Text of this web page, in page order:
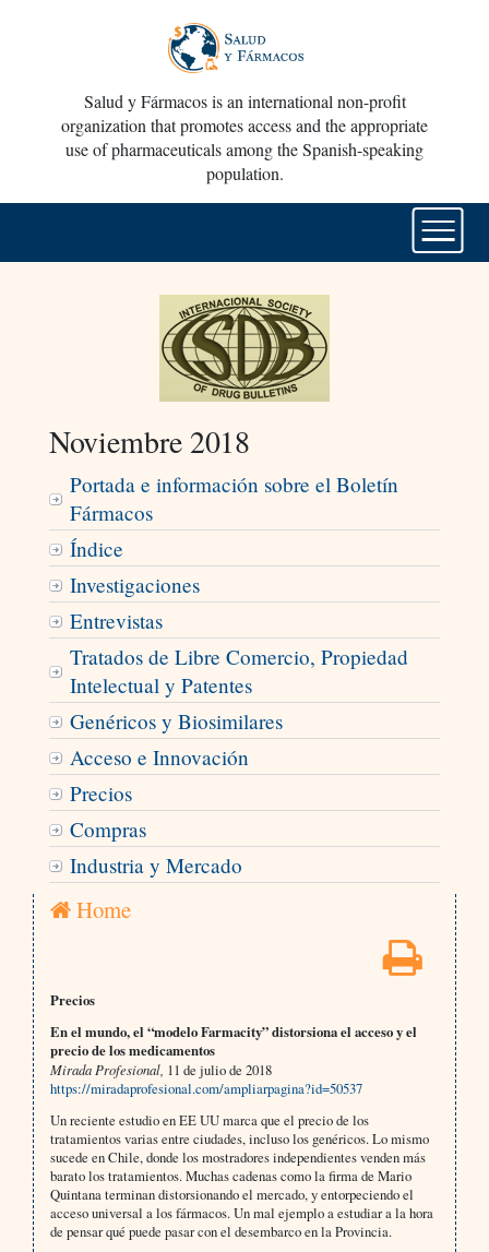
Salud y Fármacos is an international non-profit
organization that promotes access and the appropriate
use of pharmaceuticals among the Spanish-speaking
population.
Noviembre 2018
Portada e información sobre el Boletín
Fármacos
Índice
Investigaciones
Entrevistas
Tratados de Libre Comercio, Propiedad
Intelectual y Patentes
Genéricos y Biosimilares
Acceso e Innovación
Precios
Compras
Industria y Mercado
Home
Precios
En el mundo, el “modelo Farmacity” distorsiona el acceso y el
precio de los medicamentos
Mirada Profesional, 11 de julio de 2018
https://miradaprofesional.com/ampliarpagina?id=50537
Un reciente estudio en EE UU marca que el precio de los
tratamientos varias entre ciudades, incluso los genéricos. Lo mismo
sucede en Chile, donde los mostradores independientes venden más
barato los tratamientos. Muchas cadenas como la firma de Mario
Quintana terminan distorsionando el mercado, y entorpeciendo el
acceso universal a los fármacos. Un mal ejemplo a estudiar a la hora
de pensar qué puede pasar con el desembarco en la Provincia.